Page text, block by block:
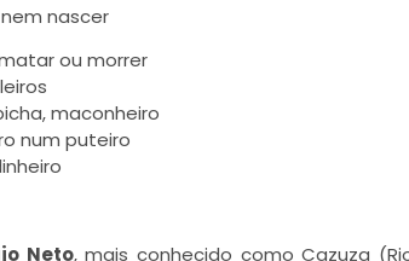
nascer
ou morrer
maconheiro
num puteiro
Neto, mais conhecido como Cazuza